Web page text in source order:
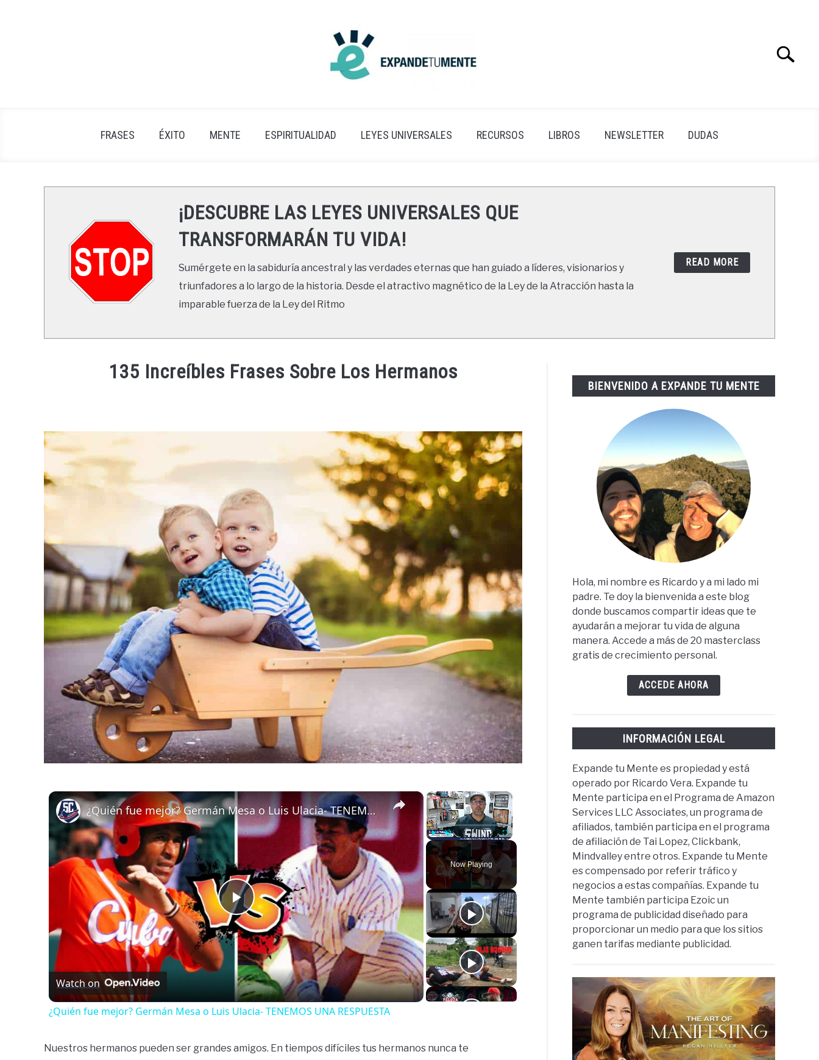
Search
FRASES ÉXITO MENTE ESPIRITUALIDAD LEYES UNIVERSALES RECURSOS LIBROS NEWSLETTER DUDAS
¡DESCUBRE LAS LEYES UNIVERSALES QUE
TRANSFORMARÁN TU VIDA!
Sumérgete en la sabiduría ancestral y las verdades eternas que han guiado a líderes, visionarios y
triunfadores a lo largo de la historia. Desde el atractivo magnético de la Ley de la Atracción hasta la
imparable fuerza de la Ley del Ritmo
READ MORE
135 Increíbles Frases Sobre Los Hermanos
in
Frases
×
Play Unmute Fullscreen
Now Playing
×
Play
Video
¿Quién fue mejor? Germán Mesa o Luis Ulacia- TENEMOS UNA RESPUESTA
Watch on
¿Quién fue mejor? Germán Mesa o Luis Ulacia- TENEMOS UNA RESPUESTA
Nuestros hermanos pueden ser grandes amigos. En tiempos difíciles tus hermanos nunca te
BIENVENIDO A EXPANDE TU MENTE
Hola, mi nombre es Ricardo y a mi lado mi
padre. Te doy la bienvenida a este blog
donde buscamos compartir ideas que te
ayudarán a mejorar tu vida de alguna
manera. Accede a más de 20 masterclass
gratis de crecimiento personal.
ACCEDE AHORA
INFORMACIÓN LEGAL
Expande tu Mente es propiedad y está
operado por Ricardo Vera. Expande tu
Mente participa en el Programa de Amazon
Services LLC Associates, un programa de
afiliados, también participa en el programa
de afiliación de Tai Lopez, Clickbank,
Mindvalley entre otros. Expande tu Mente
es compensado por referir tráfico y
negocios a estas compañías. Expande tu
Mente también participa Ezoic un
programa de publicidad diseñado para
proporcionar un medio para que los sitios
ganen tarifas mediante publicidad.